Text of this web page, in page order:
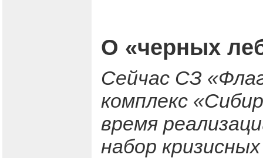
О «черных
Сейчас СЗ
комплекс
время
набор